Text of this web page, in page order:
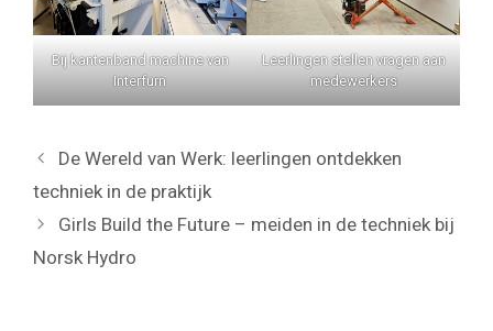
Bij kantenband machine van
Interfurn
Leerlingen stellen vragen aan
medewerkers
De Wereld van Werk: leerlingen ontdekken
techniek in de praktijk
Girls Build the Future – meiden in de techniek bij
Norsk Hydro